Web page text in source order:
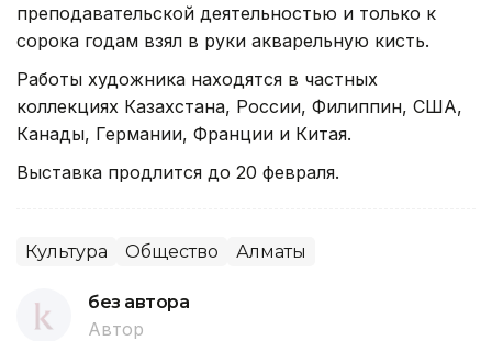
преподавательской деятельностью и только к
сорока годам взял в руки акварельную кисть.
Работы художника находятся в частных
коллекциях Казахстана, России, Филиппин, США,
Канады, Германии, Франции и Китая.
Выставка продлится до 20 февраля.
Культура Общество Алматы
без автора
Автор